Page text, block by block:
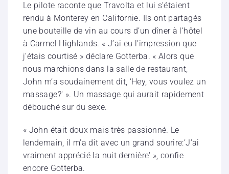
Le pilote raconte que Travolta et lui s’étaient
rendu à Monterey en Californie. Ils ont partagés
une bouteille de vin au cours d’un dîner à l’hôtel
à Carmel Highlands. « J’ai eu l’impression que
j’étais courtisé » déclare Gotterba. « Alors que
nous marchions dans la salle de restaurant,
John m’a soudainement dit, ‘Hey, vous voulez un
massage?' ». Un massage qui aurait rapidement
débouché sur du sexe.
« John était doux mais très passionné. Le
lendemain, il m’a dit avec un grand sourire:’J’ai
vraiment apprécié la nuit dernière' », confie
encore Gotterba.